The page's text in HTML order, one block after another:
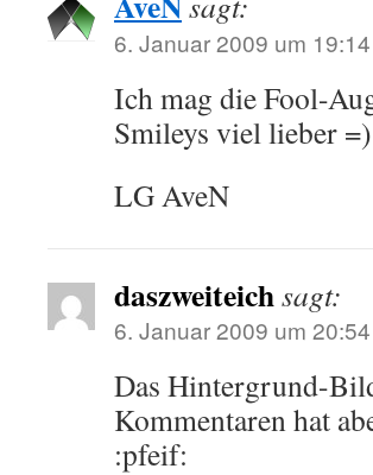
6. Januar 2009 um
Ich mag die Fool-
Smileys viel lieber =)
LG AveN
daszweiteichsagt:
6. Januar 2009 um
Das Hintergrund-
Kommentaren hat
:pfeif: